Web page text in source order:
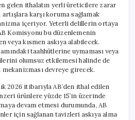
gelen ithalatın yerli üreticilere zarar
karşı koruma sağlamak
içeriyor. Yeterli delillerin ortaya
Komisyonu bu düzenlemenin
veya kısmen askıya alabilecek.
taahhütlerine uymaması veya
olumsuz etkilemesi halinde de
devreye girecek.
2026 itibarıyla AB’den ithal edilen
ürünlere yüzde 15’in üzerinde
devam etmesi durumunda, AB
için sağlanan tavizleri askıya alma